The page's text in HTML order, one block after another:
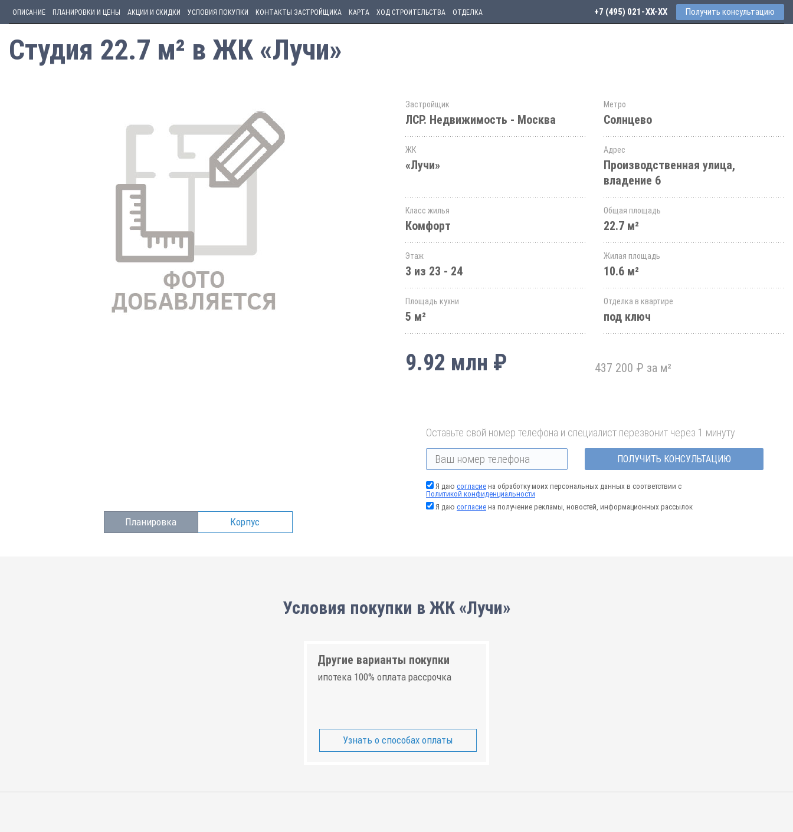
ОПИСАНИЕ ПЛАНИРОВКИ И ЦЕНЫ АКЦИИ И СКИДКИ УСЛОВИЯ ПОКУПКИ КОНТАКТЫ ЗАСТРОЙЩИКА КАРТА ХОД СТРОИТЕЛЬСТВА ОТДЕЛКА +7 (495) 021-41-76 Получить консультацию
Студия 22.7 м² в ЖК «Лучи»
Планировка Корпус
Застройщик
ЛСР. Недвижимость - Москва
Метро
Солнцево
ЖК
«Лучи»
Адрес
Производственная улица,
владение 6
Класс жилья
Комфорт
Общая площадь
22.7 м²
Этаж
3 из 23 - 24
Жилая площадь
10.6 м²
Площадь кухни
5 м²
Отделка в квартире
под ключ
9.92 млн ₽ 437 200 ₽ за м²
Оставьте свой номер телефона и специалист перезвонит через 1 минуту
ПОЛУЧИТЬ КОНСУЛЬТАЦИЮ
Я даю согласие на обработку моих персональных данных в соответствии с
Политикой конфиденциальности
Я даю согласие на получение рекламы, новостей, информационных рассылок
Условия покупки в ЖК «Лучи»
Другие варианты покупки
ипотека 100% оплата рассрочка
Узнать о способах оплаты